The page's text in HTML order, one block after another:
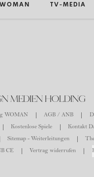
WOMAN TV-MEDIA
MEDIEN HOLDING
WOMAN AGB / ANB
Kostenlose Spiele
Kontakt
Sitemap - Weiterleitungen
CE Vertrag widerrufen